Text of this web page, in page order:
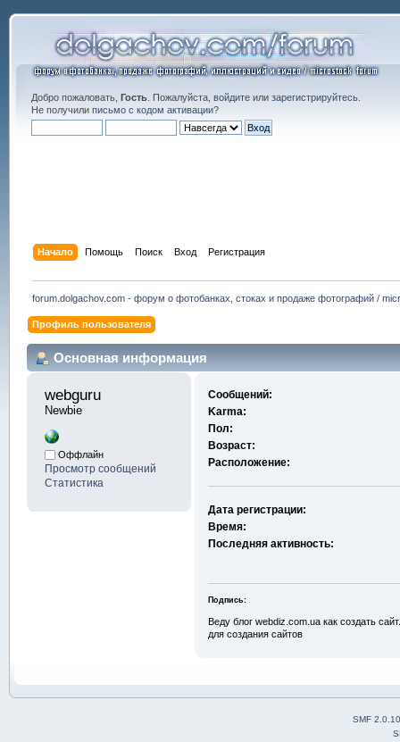
Добро пожаловать, Гость. Пожалуйста, войдитеили зарегистрируйтесь.
Не получили письмо с кодом активации?
Начало Помощь Поиск Вход Регистрация
forum.dolgachov.com - форум о фотобанках, стоках и продаже фотографий /
Профиль пользователя
Основная информация
webguru
Newbie
Оффлайн
Просмотр сообщений
Статистика
Сообщений:
Karma:
Пол:
Возраст:
Расположение:
Дата регистрации:
Время:
Последняя активность:
Подпись:
Веду блог webdiz.com.ua как создать
для создания сайтов
SMF